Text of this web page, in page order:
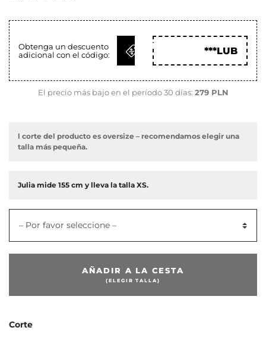
Obtenga un descuento
adicional con el código:
OBTENER
***LUB
El precio más bajo en el período 30 días: 279 PLN
l corte del producto es oversize – recomendamos elegir una
talla más pequeña.
Julia mide 155 cm y lleva la talla XS.
– Por favor seleccione –
AÑADIR A LA CESTA
(ELEGIR TALLA)
Corte